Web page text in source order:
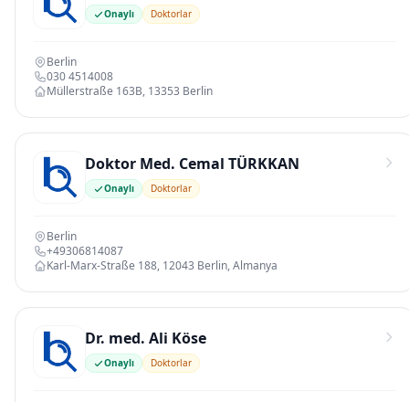
Onaylı Doktorlar
Berlin
030 4514008
Müllerstraße 163B, 13353 Berlin
Doktor Med. Cemal TÜRKKAN
Onaylı Doktorlar
Berlin
+49306814087
Karl-Marx-Straße 188, 12043 Berlin, Almanya
Dr. med. Ali Köse
Onaylı Doktorlar